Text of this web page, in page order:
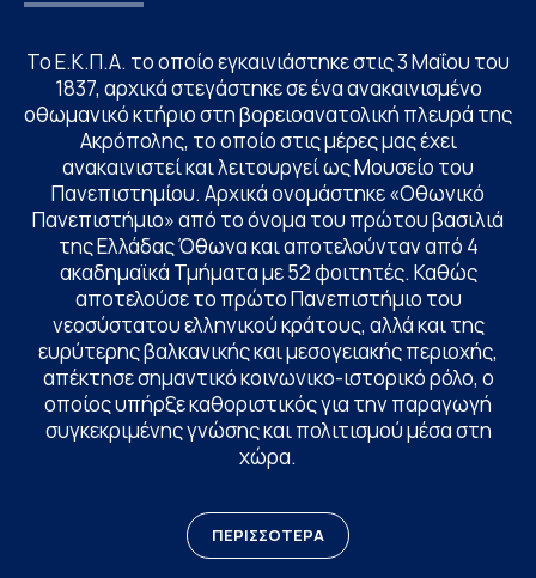
Το Ε.Κ.Π.Α. το οποίο εγκαινιάστηκε στις 3 Μαΐου του
1837, αρχικά στεγάστηκε σε ένα ανακαινισμένο
οθωμανικό κτήριο στη βορειοανατολική πλευρά της
Ακρόπολης, το οποίο στις μέρες μας έχει
ανακαινιστεί και λειτουργεί ως Μουσείο του
Πανεπιστημίου. Αρχικά ονομάστηκε «Οθωνικό
Πανεπιστήμιο» από το όνομα του πρώτου βασιλιά
της Ελλάδας Όθωνα και αποτελούνταν από 4
ακαδημαϊκά Τμήματα με 52 φοιτητές. Καθώς
αποτελούσε το πρώτο Πανεπιστήμιο του
νεοσύστατου ελληνικού κράτους, αλλά και της
ευρύτερης βαλκανικής και μεσογειακής περιοχής,
απέκτησε σημαντικό κοινωνικο-ιστορικό ρόλο, ο
οποίος υπήρξε καθοριστικός για την παραγωγή
συγκεκριμένης γνώσης και πολιτισμού μέσα στη
χώρα.
ΠΕΡΙΣΣΟΤΕΡΑ